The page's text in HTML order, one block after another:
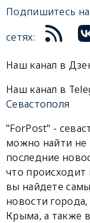
Подпишитесь
сетях:
Наш канал в
Наш канал в
Севастополя
"ForPost" -
можно найти не
последние
что
вы найдете
новости
Крыма, а также